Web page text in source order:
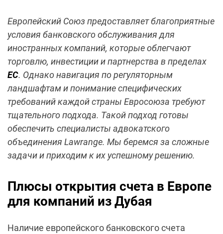
Европейский Союз предоставляет благоприятные
условия банковского обслуживания для
иностранных компаний, которые облегчают
торговлю, инвестиции и партнерства в пределах
ЕС. Однако навигация по регуляторным
ландшафтам и понимание специфических
требований каждой страны Евросоюза требуют
тщательного подхода. Такой подход готовы
обеспечить специалисты адвокатского
объединения Lawrange. Мы беремся за сложные
задачи и приходим к их успешному решению.
Плюсы открытия счета в Европе
для компаний из Дубая
Наличие европейского банковского счета